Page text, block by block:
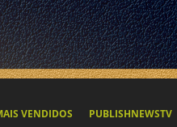
VENDIDOS PUBLISHNEWSTV